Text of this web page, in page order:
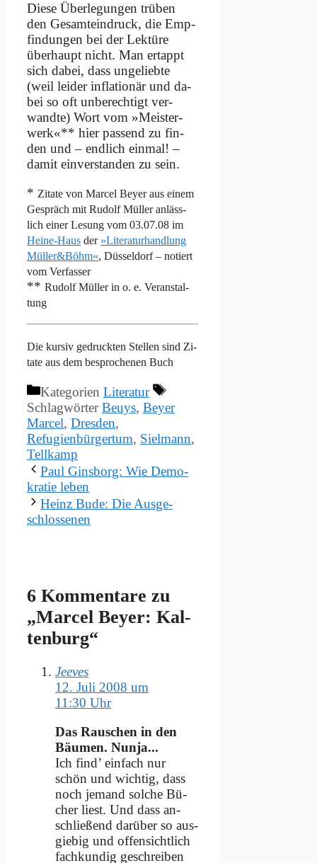
Die­se Über­le­gun­gen trü­ben
den Ge­samt­ein­druck, die Emp­
fin­dun­gen bei der Lek­tü­re
über­haupt nicht. Man er­tappt
sich da­bei, dass un­ge­lieb­te
(weil lei­der in­fla­tio­när und da­
bei so oft un­be­rech­tigt ver­
wand­te) Wort vom »Mei­ster­
werk«** hier pas­send zu fin­
den und – end­lich ein­mal! –
da­mit ein­ver­stan­den zu sein.
* Zi­ta­te von Mar­cel Bey­er aus ei­nem
Ge­spräch mit Ru­dolf Mül­ler an­läss­
lich ei­ner Le­sung vom 03.07.08 im
Hei­ne-Haus der »Li­te­ra­tur­hand­lung
Müller&Böhm«, Düs­sel­dorf – no­tiert
vom Ver­fas­ser
** Ru­dolf Mül­ler in o. e. Ver­an­stal­
tung
Die kur­siv ge­druck­ten Stel­len sind Zi­
ta­te aus dem be­spro­che­nen Buch
Kategorien Literatur
SchlagwörterBeuys, Beyer
Marcel, Dresden,
Refugienbürgertum, Sielmann,
Tellkamp
Paul Gins­borg: Wie De­mo­
kra­tie le­ben
Heinz Bu­de: Die Aus­ge­
schlos­se­nen
6 Kommentare zu
„Mar­cel Bey­er: Kal­
ten­burg“
Jeeves
12. Juli 2008 um
11:30 Uhr
Das Rau­schen in den
Bäu­men. Nun­ja...
Ich find’ ein­fach nur
schön und wich­tig, dass
noch je­mand sol­che Bü­
cher liest. Und dass an­
schlie­ßend dar­über so aus­
gie­big und of­fen­sicht­lich
fach­kun­dig ge­schrei­ben